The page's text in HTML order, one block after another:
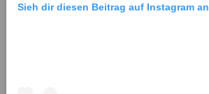
Sieh dir diesen Beitrag auf Instagram an